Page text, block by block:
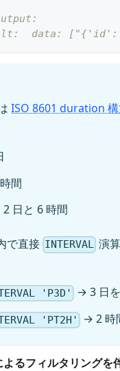
data: ["{'id':
ISO 8601 duration
間
日と 6 時間
で直接 INTERVAL 演
'P3D' → 3 日
'PT2H' → 2 時
るフィルタリングを